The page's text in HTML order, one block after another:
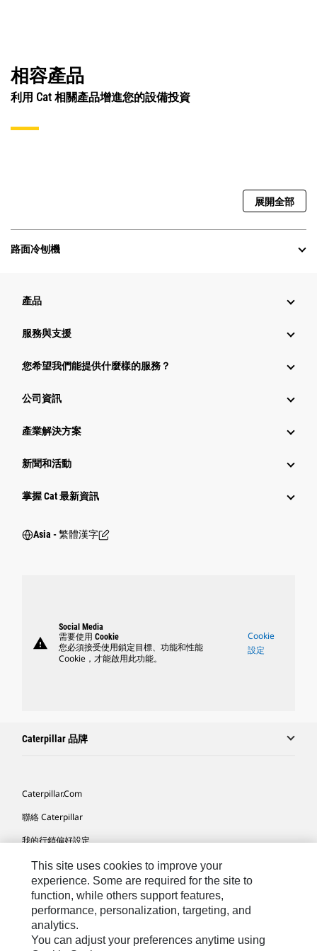
相容產品
利用 Cat 相關產品增進您的設備投資
展開全部
路面冷刨機
產品
服務與支援
您希望我們能提供什麼樣的服務？
公司資訊
產業解決方案
新聞和活動
掌握 Cat 最新資訊
Asia - 繁體漢字
warning
Social Media
需要使用 Cookie
您必須接受使用鎖定目標、功能和性能
Cookie，才能啟用此功能。
Cookie
設定
Caterpillar 品牌
Caterpillar.com
聯絡 Caterpillar
我的行銷偏好設定
網站地圖
Cookie Settings
法律
隱私權
This site uses cookies to improve your
experience. Some are required for the site to
function, while others support features,
performance, personalization, targeting, and
analytics.
You can adjust your preferences anytime using